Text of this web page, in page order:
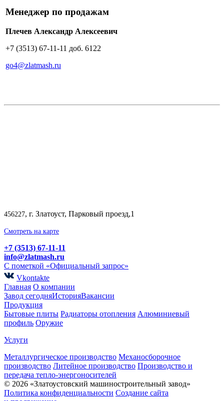
Менеджер по продажам
Плечев Александр Алексеевич
+7 (3513) 67-11-11 доб. 6122
go4@zlatmash.ru
456227, г. Златоуст, Парковый проезд,1
Смотреть на карте
+7 (3513) 67-11-11
info@zlatmash.ru
С пометкой «Официальный запрос»
Vkontakte
Главная О компании
Завод сегодняИсторияВакансии
Продукция
Бытовые плиты Радиаторы отопления Алюминиевый
профиль Оружие
Услуги
Металлургическое производство Механосборочное
производство Литейное производство Производство и
передача тепло-энергоносителей
© 2026 «Златоустовский машиностроительный завод»
Политика конфиденциальности Создание сайта